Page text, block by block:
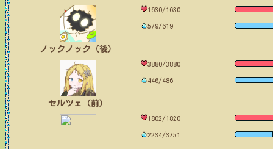
ノックノック（後）
1630/1630
579/619
セルツェ（前）
3880/3880
446/486
1802/1820
2234/3751